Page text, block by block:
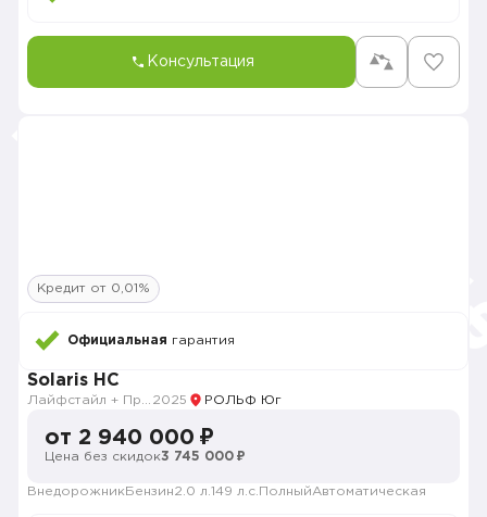
Консультация
Кредит от 0,01%
Официальная гарантия
Solaris HC
2025 РОЛЬФ Юг
от 2 940 000 ₽
Цена без скидок3 745 000 ₽
Внедорожник Бензин2.0 л. 149 л.с. ПолныйАвтоматическая